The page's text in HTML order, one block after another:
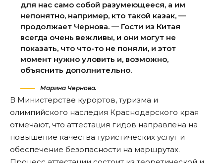
для нас само собой разумеющееся, а им
непонятно, например, кто такой казак, —
продолжает Чернова. — Гости из Китая
всегда очень вежливы, и они могут не
показать, что что-то не поняли, и этот
момент нужно уловить и, возможно,
объяснить дополнительно.
Марина Чернова.
В Министерстве курортов, туризма и
олимпийского наследия Краснодарского края
отмечают, что аттестация гидов направлена на
повышение качества туристических услуг и
обеспечение безопасности на маршрутах.